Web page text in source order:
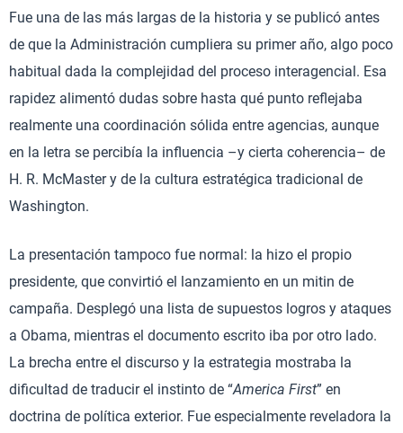
Fue una de las más largas de la historia y se publicó antes
de que la Administración cumpliera su primer año, algo poco
habitual dada la complejidad del proceso interagencial. Esa
rapidez alimentó dudas sobre hasta qué punto reflejaba
realmente una coordinación sólida entre agencias, aunque
en la letra se percibía la influencia –y cierta coherencia– de
H. R. McMaster y de la cultura estratégica tradicional de
Washington.
La presentación tampoco fue normal: la hizo el propio
presidente, que convirtió el lanzamiento en un mitin de
campaña. Desplegó una lista de supuestos logros y ataques
a Obama, mientras el documento escrito iba por otro lado.
La brecha entre el discurso y la estrategia mostraba la
dificultad de traducir el instinto de “America First” en
doctrina de política exterior. Fue especialmente reveladora la